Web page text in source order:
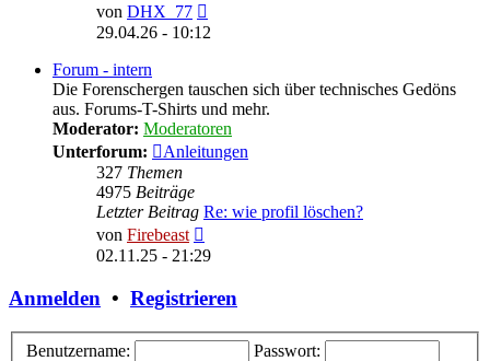
von DHX_77
Beitrag
29.04.26 - 10:12
Forum - intern
Die Forenschergen tauschen sich über technisches Gedöns
aus. Forums-T-Shirts und mehr.
Moderator: Moderatoren
Unterforum:
Anleitungen
327 Themen
4975 Beiträge
Letzter Beitrag Re: wie profil löschen?
von Firebeast
Beitrag
02.11.25 - 21:29
Anmelden • Registrieren
Benutzername:
Passwort: